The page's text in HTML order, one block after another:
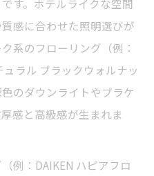
す。ホテルライクな空間
感に合わせた照明選びが
系のフローリング（例：
ラル ブラックウォルナッ
のダウンライトやブラケ
感と高級感が生まれま
例：DAIKEN ハピアフロ